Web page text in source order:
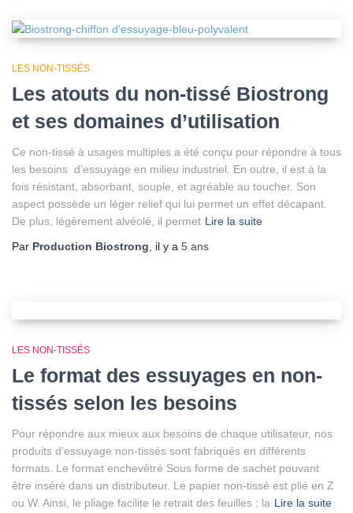
LES NON-TISSÉS
Les atouts du non-tissé Biostrong
et ses domaines d’utilisation
Ce non-tissé à usages multiples a été conçu pour répondre à tous
les besoins d’essuyage en milieu industriel. En outre, il est à la
fois résistant, absorbant, souple, et agréable au toucher. Son
aspect possède un léger relief qui lui permet un effet décapant.
De plus, légèrement alvéolé, il permet Lire la suite
Par Production Biostrong , il y a 5 ans
LES NON-TISSÉS
Le format des essuyages en non-
tissés selon les besoins
Pour répondre aux mieux aux besoins de chaque utilisateur, nos
produits d’essuyage non-tissés sont fabriqués en différents
formats. Le format enchevêtré Sous forme de sachet pouvant
être inséré dans un distributeur. Le papier non-tissé est plié en Z
ou W. Ainsi, le pliage facilite le retrait des feuilles : la Lire la suite